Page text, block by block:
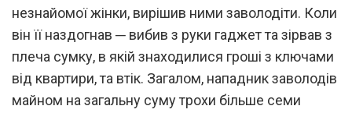
незнайомої жінки, вирішив ними заволодіти. Коли
він її наздогнав ─ вибив з руки гаджет та зірвав з
плеча сумку, в якій знаходилися гроші з ключами
від квартири, та втік. Загалом, нападник заволодів
майном на загальну суму трохи більше семи